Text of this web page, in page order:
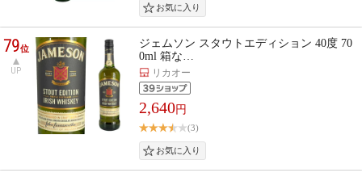
79位
UP
ジェムソン スタウトエディション 40度 70
0ml 箱な…
リカオー
2,640円
(3)